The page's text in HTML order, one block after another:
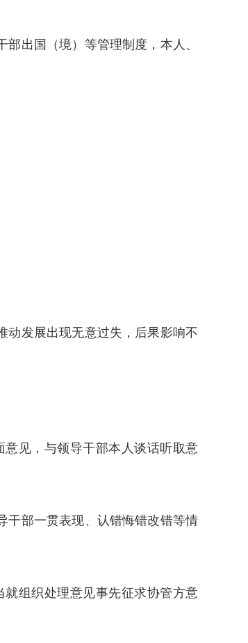
出国（境）等管理制度，本人、
发展出现无意过失，后果影响不
见，与领导干部本人谈话听取意
部一贯表现、认错悔错改错等情
组织处理意见事先征求协管方意